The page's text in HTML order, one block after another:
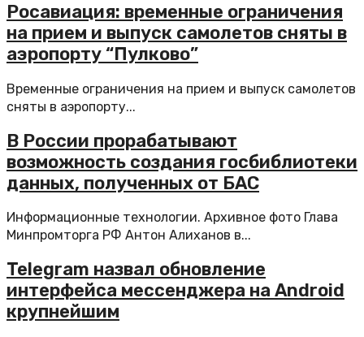
Росавиация: временные ограничения
на прием и выпуск самолетов сняты в
аэропорту “Пулково”
Временные ограничения на прием и выпуск самолетов
сняты в аэропорту...
В России прорабатывают
возможность создания госбиблиотеки
данных, полученных от БАС
Информационные технологии. Архивное фото Глава
Минпромторга РФ Антон Алиханов в...
Telegram назвал обновление
интерфейса мессенджера на Android
крупнейшим